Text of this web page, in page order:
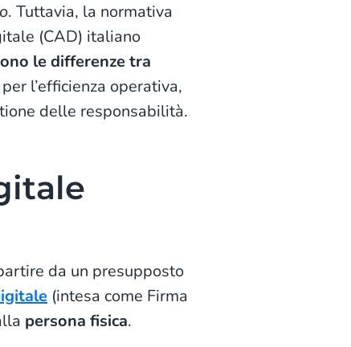
. Tuttavia, la normativa
(CAD) italiano
le differenze tra
l’efficienza operativa,
delle responsabilità.
da un presupposto
(intesa come Firma
persona fisica.